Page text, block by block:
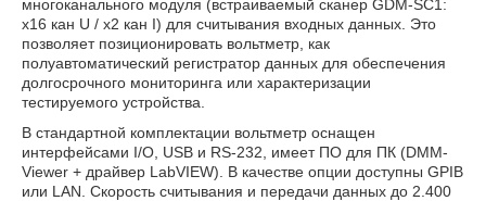
многоканального модуля (встраиваемый сканер GDM-SC1:
х16 кан U / х2 кан I) для считывания входных данных. Это
позволяет позиционировать вольтметр, как
полуавтоматический регистратор данных для обеспечения
долгосрочного мониторинга или характеризации
тестируемого устройства.
В стандартной комплектации вольтметр оснащен
интерфейсами I/O, USB и RS-232, имеет ПО для ПК (DMM-
Viewer + драйвер LabVIEW). В качестве опции доступны GPIB
или LAN. Скорость считывания и передачи данных до 2.400